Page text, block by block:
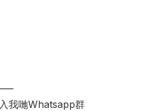
我哋Whatsapp群